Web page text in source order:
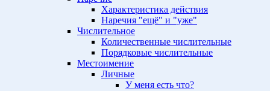
Характеристика действия
Наречия "ещё" и "уже"
Числительное
Количественные числительные
Порядковые числительные
Местоимение
Личные
У меня есть что?